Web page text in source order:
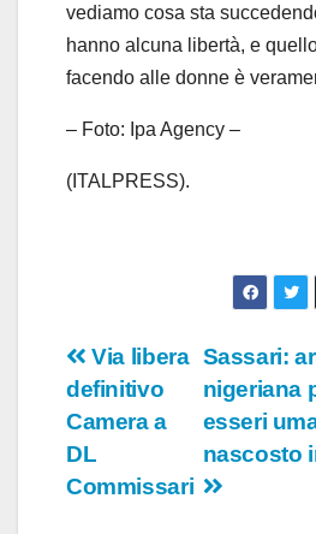
vediamo cosa sta
hanno alcuna libertà, e
facendo alle donne è
– Foto: Ipa Agency –
(ITALPRESS).
Navigazione
articoli
Sassari:
nigeriana
esseri
nascosto
Via libera
definitivo
Camera a
DL
Commissari